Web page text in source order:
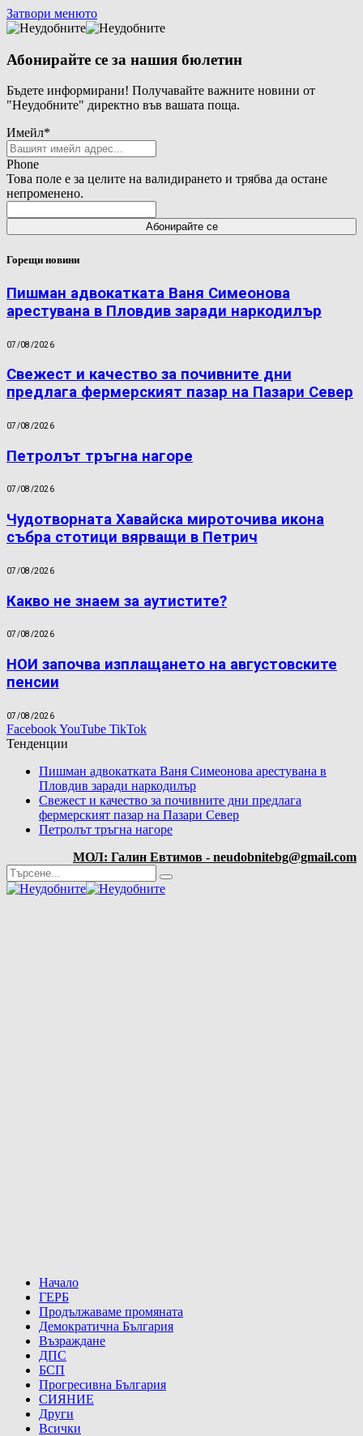
Затвори менюто
Абонирайте се за нашия бюлетин
Бъдете информирани! Получавайте важните новини от
"Неудобните" директно във вашата поща.
Имейл*
Phone
Това поле е за целите на валидирането и трябва да остане
непроменено.
Горещи новини
Пишман адвокатката Ваня Симеонова
арестувана в Пловдив заради наркодилър
07/08/2026
Свежест и качество за почивните дни
предлага фермерският пазар на Пазари Север
07/08/2026
Петролът тръгна нагоре
07/08/2026
Чудотворната Хавайска мироточива икона
събра стотици вярващи в Петрич
07/08/2026
Какво не знаем за аутистите?
07/08/2026
НОИ започва изплащането на августовските
пенсии
07/08/2026
FacebookYouTube TikTok
Тенденции
Пишман адвокатката Ваня Симеонова арестувана в
Пловдив заради наркодилър
Свежест и качество за почивните дни предлага
фермерският пазар на Пазари Север
Петролът тръгна нагоре
МОЛ: Галин Евтимов - neudobnitebg@gmail.com
Начало
ГЕРБ
Продължаваме промяната
Демократична България
Възраждане
ДПС
БСП
Прогресивна България
СИЯНИЕ
Други
Всички